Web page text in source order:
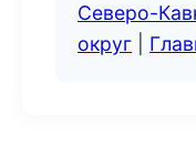
Северо-
округ